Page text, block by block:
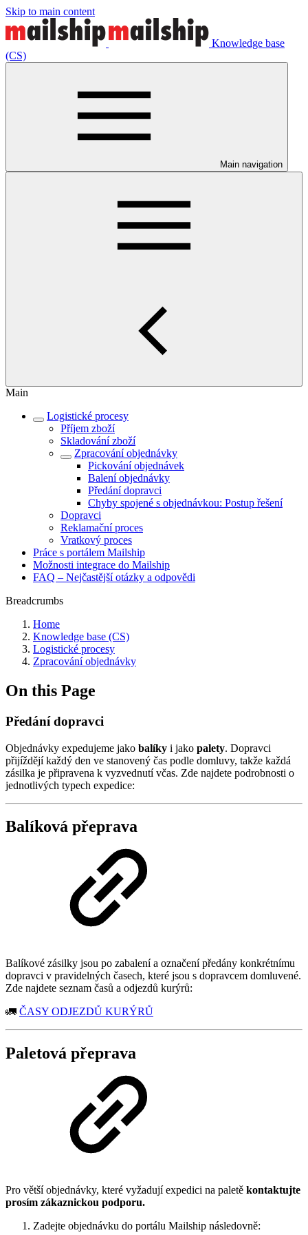
Skip to main content
Knowledge base
(CS)
Main navigation
Main
Logistické procesy
Příjem zboží
Skladování zboží
Zpracování objednávky
Pickování objednávek
Balení objednávky
Předání dopravci
Chyby spojené s objednávkou: Postup řešení
Dopravci
Reklamační proces
Vratkový proces
Práce s portálem Mailship
Možnosti integrace do Mailship
FAQ – Nejčastější otázky a odpovědi
Breadcrumbs
Home
Knowledge base (CS)
Logistické procesy
Zpracování objednávky
On this Page
Předání dopravci
Objednávky expedujeme jako balíky i jako palety. Dopravci
přijíždějí každý den ve stanovený čas podle domluvy, takže každá
zásilka je připravena k vyzvednutí včas. Zde najdete podrobnosti o
jednotlivých typech expedice:
Balíková přeprava
Balíkové zásilky jsou po zabalení a označení předány konkrétnímu
dopravci v pravidelných časech, které jsou s dopravcem domluvené.
Zde najdete seznam časů a odjezdů kurýrů:
🚛 ČASY ODJEZDŮ KURÝRŮ
Paletová přeprava
Pro větší objednávky, které vyžadují expedici na paletě kontaktujte
prosím zákaznickou podporu.
Zadejte objednávku do portálu Mailship následovně: